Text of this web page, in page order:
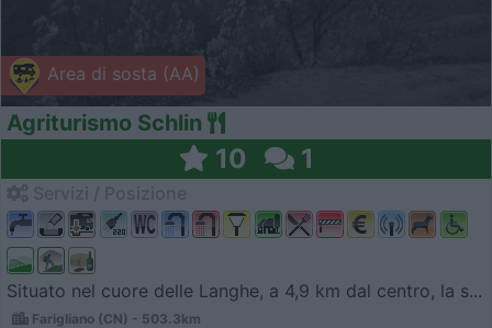
Area di sosta (AA)
Agriturismo Schlin
10 1
Situato nel cuore delle Langhe, a 4,9 km dal centro, la s...
Farigliano (CN) - 503.3km